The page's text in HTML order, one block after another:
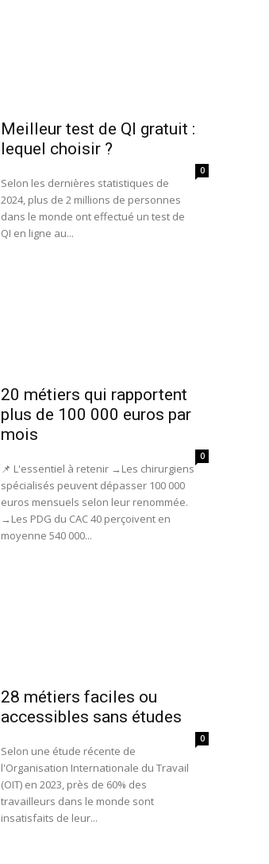
Meilleur test de QI gratuit :
lequel choisir ?
0
Selon les dernières statistiques de
2024, plus de 2 millions de personnes
dans le monde ont effectué un test de
QI en ligne au...
20 métiers qui rapportent
plus de 100 000 euros par
mois
0
📌 L'essentiel à retenir →Les chirurgiens
spécialisés peuvent dépasser 100 000
euros mensuels selon leur renommée.
→Les PDG du CAC 40 perçoivent en
moyenne 540 000...
28 métiers faciles ou
accessibles sans études
0
Selon une étude récente de
l'Organisation Internationale du Travail
(OIT) en 2023, près de 60% des
travailleurs dans le monde sont
insatisfaits de leur...